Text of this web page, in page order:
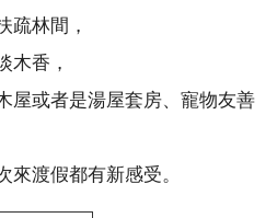
疏林間，
木香，
屋或者是湯屋套房、寵物友善
渡假都有新感受。